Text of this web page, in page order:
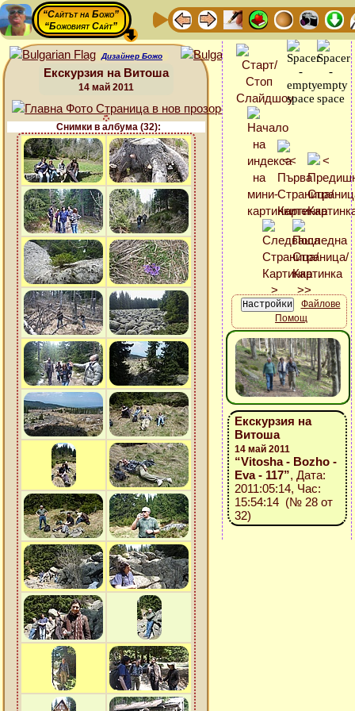
“Сайтът на Божо”
“Божовият Сайт”
Дизайнер Божо
Екскурзия на Витоша
14 май 2011
Снимки в албума (32):
Файлове
Помощ
Екскурзия на
Витоша
14 май 2011
“Vitosha - Bozho -
Eva - 117”, Дата:
2011:05:14, Час:
15:54:14 (№ 28 от
32)